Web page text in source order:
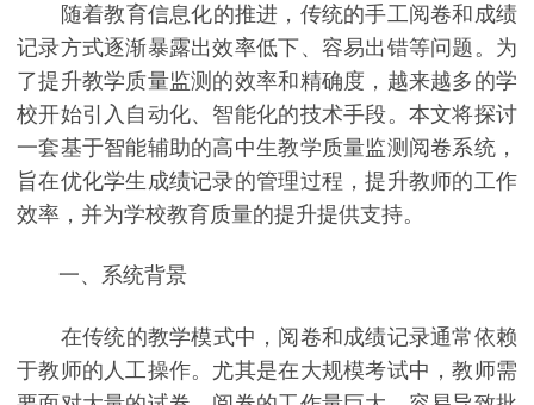
随着教育信息化的推进，传统的手工阅卷和成绩
记录方式逐渐暴露出效率低下、容易出错等问题。为
了提升教学质量监测的效率和精确度，越来越多的学
校开始引入自动化、智能化的技术手段。本文将探讨
一套基于智能辅助的高中生教学质量监测阅卷系统，
旨在优化学生成绩记录的管理过程，提升教师的工作
效率，并为学校教育质量的提升提供支持。
一、系统背景
在传统的教学模式中，阅卷和成绩记录通常依赖
于教师的人工操作。尤其是在大规模考试中，教师需